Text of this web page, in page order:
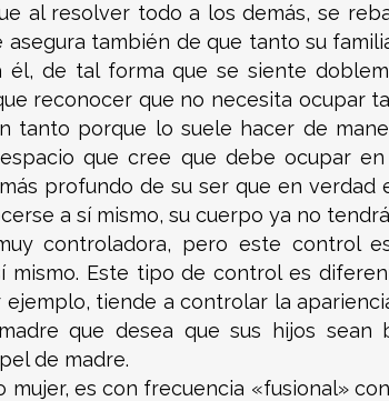
al resolver todo a los demás, se
asegura también de que tanto su
de tal forma que se siente
reconocer que no necesita ocupar
tanto porque lo suele hacer de
que cree que debe ocupar
profundo de su ser que en
a sí mismo, su cuerpo ya no
controladora, pero este control
mismo. Este tipo de control es
ejemplo, tiende a controlar la
que desea que sus hijos sean
de madre.
mujer, es con frecuencia «fusional»